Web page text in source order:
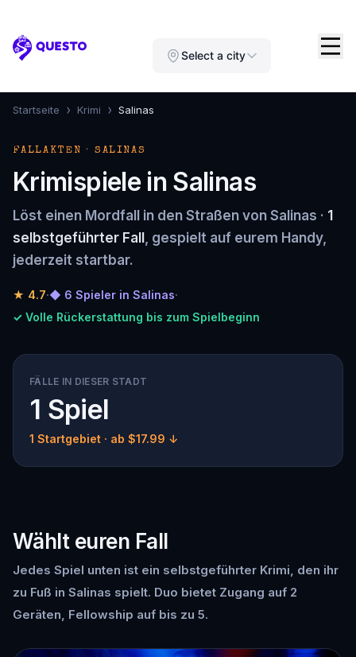
Questo Select a city
Startseite › Krimi › Salinas
FALLAKTEN · SALINAS
Krimispiele in Salinas
Löst einen Mordfall in den Straßen von Salinas · 1
selbstgeführter Fall , gespielt auf eurem Handy,
jederzeit startbar.
★ 4.7·◆ 6 Spieler in Salinas·
✓ Volle Rückerstattung bis zum Spielbeginn
FÄLLE IN DIESER STADT
1 Spiel
1 Startgebiet · ab $17.99 ↓
Wählt euren Fall
Jedes Spiel unten ist ein selbstgeführter Krimi, den ihr
zu Fuß in Salinas spielt. Duo bietet Zugang auf 2
Geräten, Fellowship auf bis zu 5.